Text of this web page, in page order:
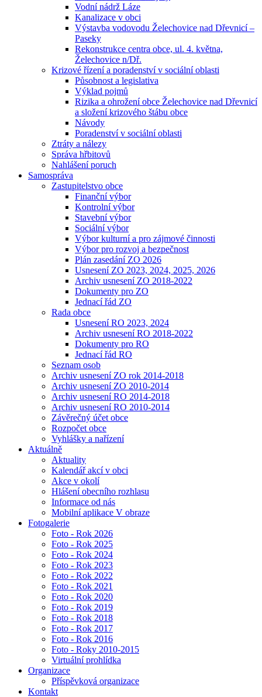
Vodní nádrž Láze
Kanalizace v obci
Výstavba vodovodu Želechovice nad Dřevnicí –
Paseky
Rekonstrukce centra obce, ul. 4. května,
Želechovice n/Dř.
Krizové řízení a poradenství v sociální oblasti
Působnost a legislativa
Výklad pojmů
Rizika a ohrožení obce Želechovice nad Dřevnicí
a složení krizového štábu obce
Návody
Poradenství v sociální oblasti
Ztráty a nálezy
Správa hřbitovů
Nahlášení poruch
Samospráva
Zastupitelstvo obce
Finanční výbor
Kontrolní výbor
Stavební výbor
Sociální výbor
Výbor kulturní a pro zájmové činnosti
Výbor pro rozvoj a bezpečnost
Plán zasedání ZO 2026
Usnesení ZO 2023, 2024, 2025, 2026
Archiv usnesení ZO 2018-2022
Dokumenty pro ZO
Jednací řád ZO
Rada obce
Usnesení RO 2023, 2024
Archiv usnesení RO 2018-2022
Dokumenty pro RO
Jednací řád RO
Seznam osob
Archiv usnesení ZO rok 2014-2018
Archiv usnesení ZO 2010-2014
Archiv usnesení RO 2014-2018
Archiv usnesení RO 2010-2014
Závěrečný účet obce
Rozpočet obce
Vyhlášky a nařízení
Aktuálně
Aktuality
Kalendář akcí v obci
Akce v okolí
Hlášení obecního rozhlasu
Informace od nás
Mobilní aplikace V obraze
Fotogalerie
Foto - Rok 2026
Foto - Rok 2025
Foto - Rok 2024
Foto - Rok 2023
Foto - Rok 2022
Foto - Rok 2021
Foto - Rok 2020
Foto - Rok 2019
Foto - Rok 2018
Foto - Rok 2017
Foto - Rok 2016
Foto - Roky 2010-2015
Virtuální prohlídka
Organizace
Příspěvková organizace
Kontakt